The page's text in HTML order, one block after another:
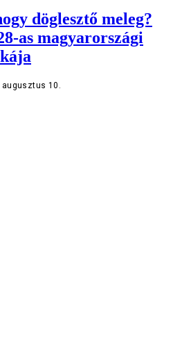
döglesztő meleg?
as magyarországi
augusztus 10.